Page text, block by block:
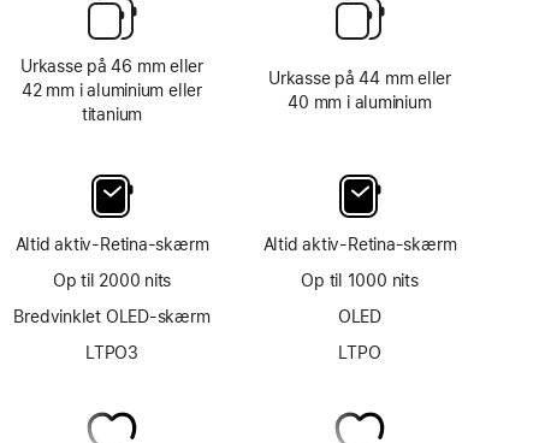
Urkasse på 46 mm eller
42 mm i aluminium eller
titanium
Altid aktiv-Retina-skærm
Op til 2000 nits
Bredvinklet OLED-skærm
LTPO3
Urkasse på 44 mm eller
40 mm i aluminium
Altid aktiv-Retina-skærm
Op til 1000 nits
OLED
LTPO